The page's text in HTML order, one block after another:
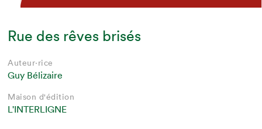
Rue des rêves brisés
Auteur·rice
Guy Bélizaire
Maison d'édition
L'INTERLIGNE